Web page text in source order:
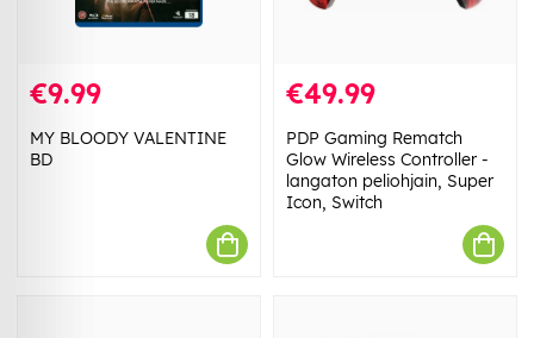
€9.99
MY BLOODY VALENTINE
BD
€49.99
PDP Gaming Rematch
Glow Wireless Controller -
langaton peliohjain, Super
Icon, Switch